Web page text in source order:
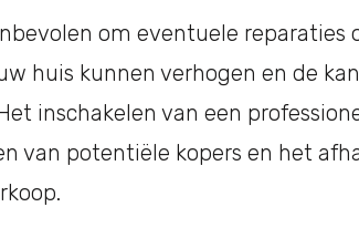
om eventuele reparaties
huis kunnen verhogen en de
inschakelen van een
van potentiële kopers en het